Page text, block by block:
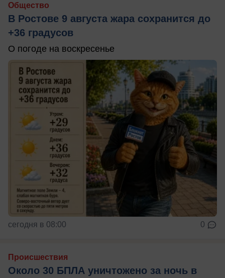
Общество
В Ростове 9 августа жара сохранится до
+36 градусов
О погоде на воскресенье
сегодня в 08:00 0
Происшествия
Около 30 БПЛА уничтожено за ночь в